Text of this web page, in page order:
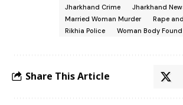
Jharkhand Crime
Jharkhand
Married Woman Murder
Rape
Rikhia Police
Woman Body Found
Share This Article